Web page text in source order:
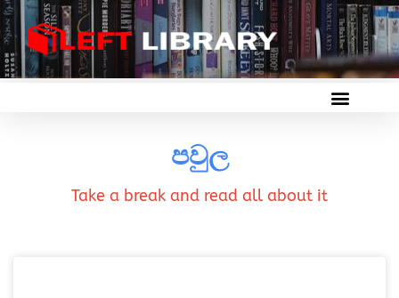
පවුල
Take a break and read all about it